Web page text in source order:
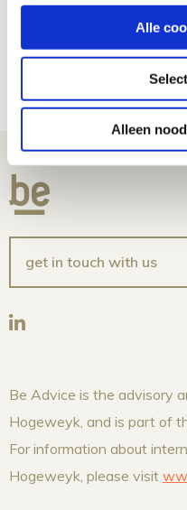
Alle
Alleen
get in touch with us
Be Advice is the advisory
Hogeweyk, and is part of
For information about
Hogeweyk, please visit